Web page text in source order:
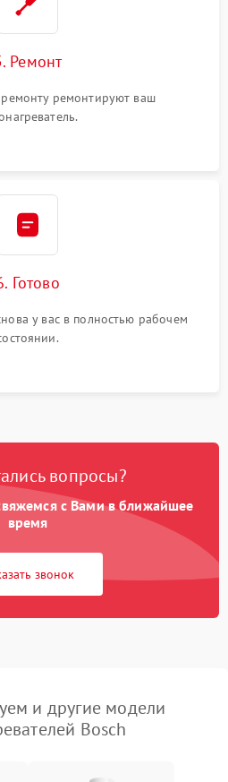
Ремонт
ремонтируют ваш
Готово
у вас в полностью рабочем
вопросы?
с Вами в ближайшее
время
звонок
и другие модели
Bosch